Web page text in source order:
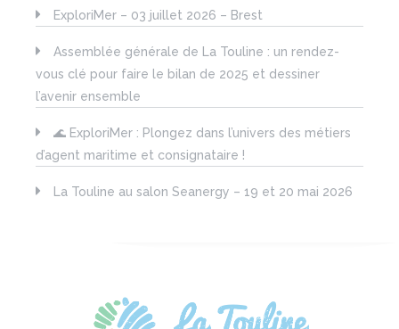
ExploriMer – 03 juillet 2026 – Brest
Assemblée générale de La Touline : un rendez-
vous clé pour faire le bilan de 2025 et dessiner
l’avenir ensemble
🌊 ExploriMer : Plongez dans l’univers des métiers
d’agent maritime et consignataire !
La Touline au salon Seanergy – 19 et 20 mai 2026